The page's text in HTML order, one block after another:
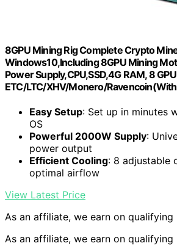
8GPU Mining Rig Complete Crypto
Windows10,Including 8GPU Mining
Power Supply,CPU,SSD,4G RAM, 8
ETC/LTC/XHV/Monero/
Easy Setup: Set up in minutes
OS
Powerful 2000W Supply:
power output
Efficient Cooling: 8 adjustable
optimal airflow
View Latest Price
As an affiliate, we earn on qualifying
As an affiliate, we earn on qualifying